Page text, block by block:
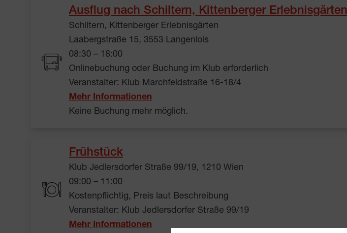
Ausflug nach Schiltern, Kittenberger Erlebnisgärten
Schiltern, Kittenberger Erlebnisgärten
Laabergstraße 15, 3553 Langenlois
08:30 – 18:00
Onlinebuchung oder Buchung im Klub erforderlich
Veranstalter: Klub Marchfeldstraße 16-18/4
Mehr Informationen
Keine Buchung mehr möglich.
Frühstück
Klub Jedlersdorfer Straße 99/19, 1210 Wien
09:00 – 11:00
Kostenpflichtig, Preis laut Beschreibung
Veranstalter: Klub Jedlersdorfer Straße 99/19
Mehr Informationen